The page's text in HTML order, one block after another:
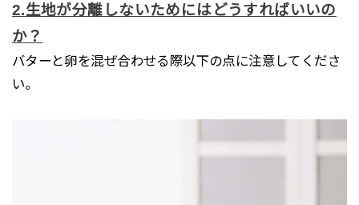
2.生地が分離しないためにはどうすればいいの
か？
バターと卵を混ぜ合わせる際以下の点に注意してくださ
い。